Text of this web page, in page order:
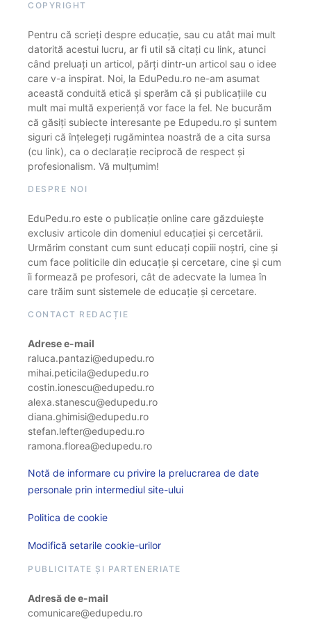
COPYRIGHT
Pentru că scrieți despre educație, sau cu atât mai mult
datorită acestui lucru, ar fi util să citați cu link, atunci
când preluați un articol, părți dintr-un articol sau o idee
care v-a inspirat. Noi, la EduPedu.ro ne-am asumat
această conduită etică și sperăm că și publicațiile cu
mult mai multă experiență vor face la fel. Ne bucurăm
că găsiți subiecte interesante pe Edupedu.ro și suntem
siguri că înțelegeți rugămintea noastră de a cita sursa
(cu link), ca o declarație reciprocă de respect și
profesionalism. Vă mulțumim!
DESPRE NOI
EduPedu.ro este o publicație online care găzduiește
exclusiv articole din domeniul educației și cercetării.
Urmărim constant cum sunt educați copiii noștri, cine și
cum face politicile din educație și cercetare, cine și cum
îi formează pe profesori, cât de adecvate la lumea în
care trăim sunt sistemele de educație și cercetare.
CONTACT REDACȚIE
Adrese e-mail
raluca.pantazi@edupedu.ro
mihai.peticila@edupedu.ro
costin.ionescu@edupedu.ro
alexa.stanescu@edupedu.ro
diana.ghimisi@edupedu.ro
stefan.lefter@edupedu.ro
ramona.florea@edupedu.ro
Notă de informare cu privire la prelucrarea de date
personale prin intermediul site-ului
Politica de cookie
Modifică setarile cookie-urilor
PUBLICITATE ȘI PARTENERIATE
Adresă de e-mail
comunicare@edupedu.ro